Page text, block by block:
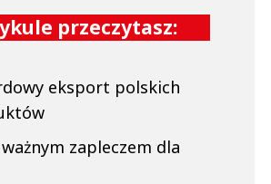
przeczytasz:
eksport polskich
zapleczem dla